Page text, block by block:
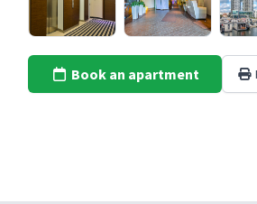
Book an apartment